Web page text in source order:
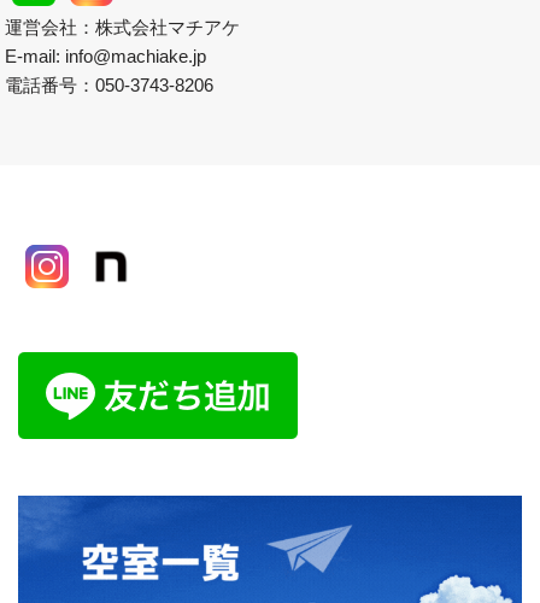
運営会社：株式会社マチアケ
E-mail: info@machiake.jp
電話番号：050-3743-8206